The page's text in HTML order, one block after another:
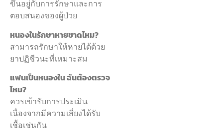
ขึ้นอยู่กับการรักษาและการ
ตอบสนองของผู้ป่วย
หนองในรักษาหายขาดไหม?
สามารถรักษาให้หายได้ด้วย
ยาปฏิชีวนะที่เหมาะสม
แฟนเป็นหนองใน ฉันต้องตรวจ
ไหม?
ควรเข้ารับการประเมิน
เนื่องจากมีความเสี่ยงได้รับ
เชื้อเช่นกัน